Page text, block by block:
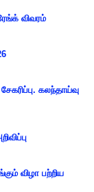
விவரம்
கலந்தாய்வு
விழா பற்றிய